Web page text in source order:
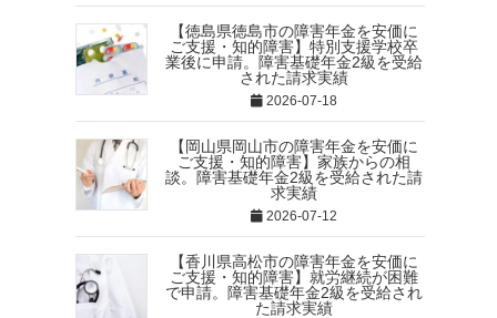
【徳島県徳島市の障害年金を安価に
ご支援・知的障害】特別支援学校卒
業後に申請。障害基礎年金2級を受給
された請求実績
2026-07-18
【岡山県岡山市の障害年金を安価に
ご支援・知的障害】家族からの相
談。障害基礎年金2級を受給された請
求実績
2026-07-12
【香川県高松市の障害年金を安価に
ご支援・知的障害】就労継続が困難
で申請。障害基礎年金2級を受給され
た請求実績